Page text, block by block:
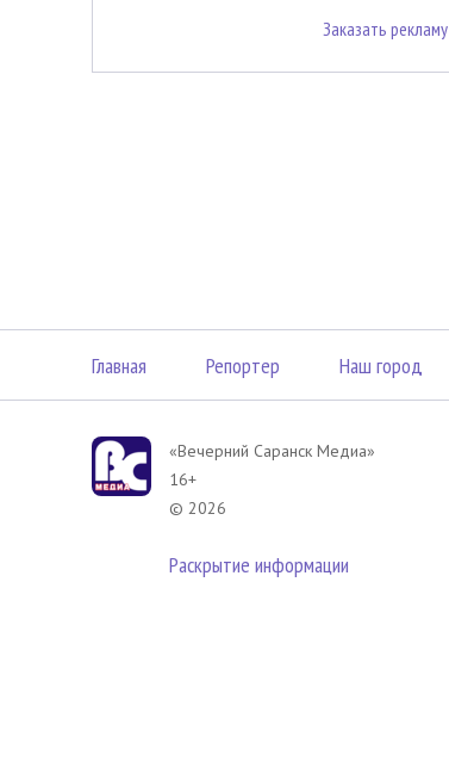
Заказать рекламу
Главная Репортер Наш город
«Вечерний Саранск Mедиа»
16+
© 2026
Раскрытие информации